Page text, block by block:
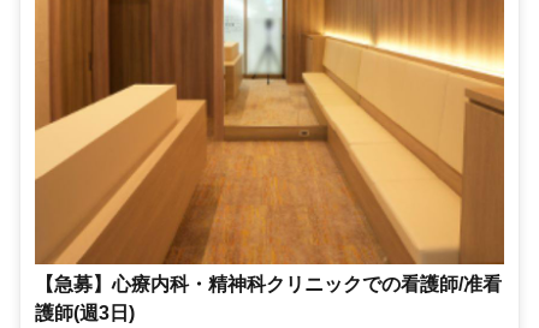
【急募】心療内科・精神科クリニックでの看護師/准看
護師(週3日)